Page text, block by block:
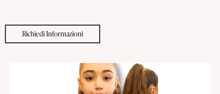
Richiedi Informazioni